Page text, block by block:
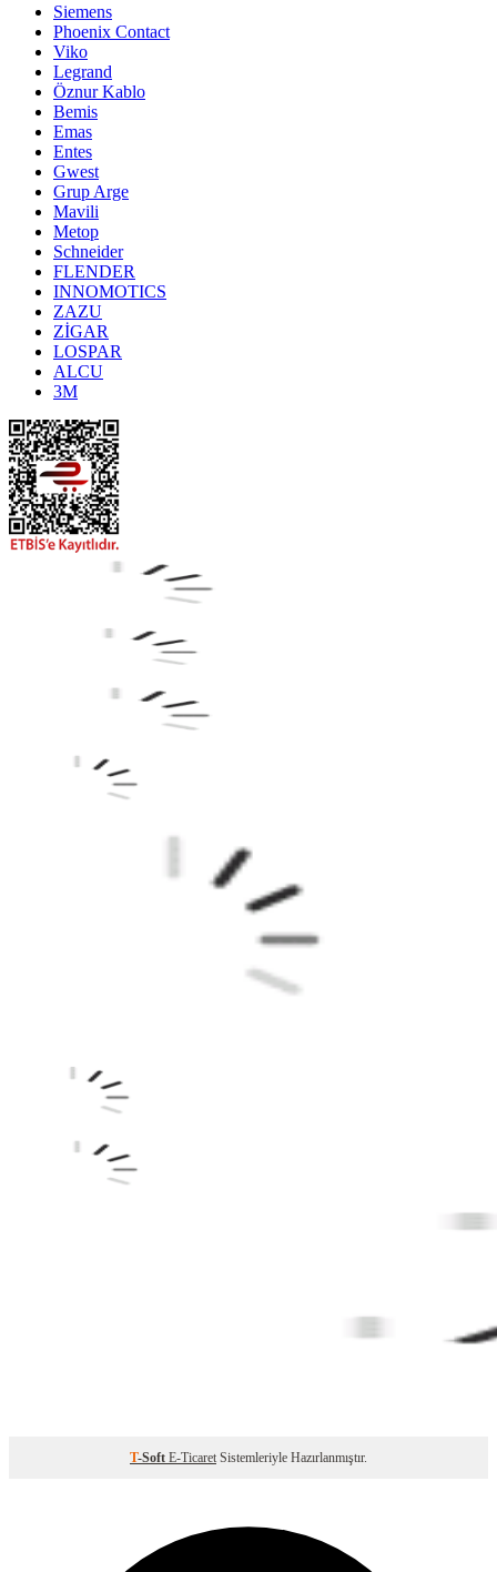
Siemens
Phoenix Contact
Viko
Legrand
Öznur Kablo
Bemis
Emas
Entes
Gwest
Grup Arge
Mavili
Metop
Schneider
FLENDER
INNOMOTICS
ZAZU
ZİGAR
LOSPAR
ALCU
3M
T-Soft E-Ticaret Sistemleriyle Hazırlanmıştır.